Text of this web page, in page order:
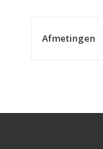
Afmetingen